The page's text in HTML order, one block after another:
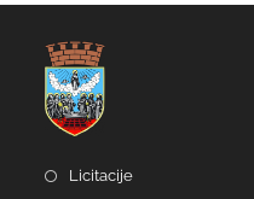
Licitacije